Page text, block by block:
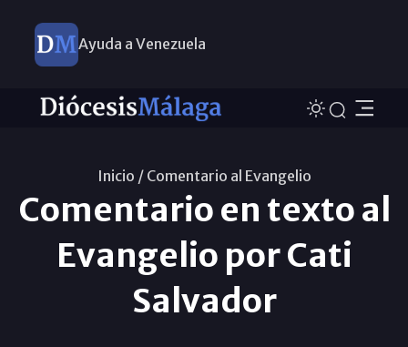
Ayuda a Venezuela
Inicio / Comentario al Evangelio
Comentario en texto al
Evangelio por Cati
Salvador